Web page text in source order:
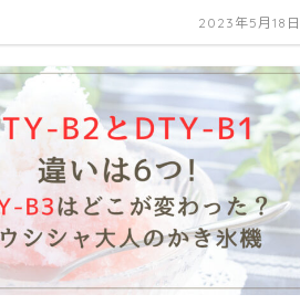
2023年5月18日